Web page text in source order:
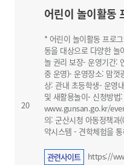
20
어린이 놀이활동
* 어린이 놀이활동 프로
동을 대상으로 다양한 놀
놀 권리 보장- 운영기간:
중 운영)- 운영장소: 맘껏
상: 관내 초등학생- 운영
및 새활용놀이- 신청방
www.gunsan.go.kr/
의: 군산시청 아동정책
약시스템 - 견학체험을
관련사이트 https://